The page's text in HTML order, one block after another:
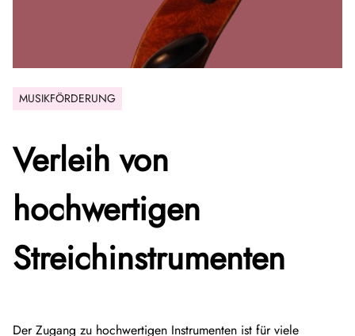
MUSIKFÖRDERUNG
Verleih von
hochwertigen
Streichinstrumenten
Der Zugang zu hochwertigen Instrumenten ist für viele